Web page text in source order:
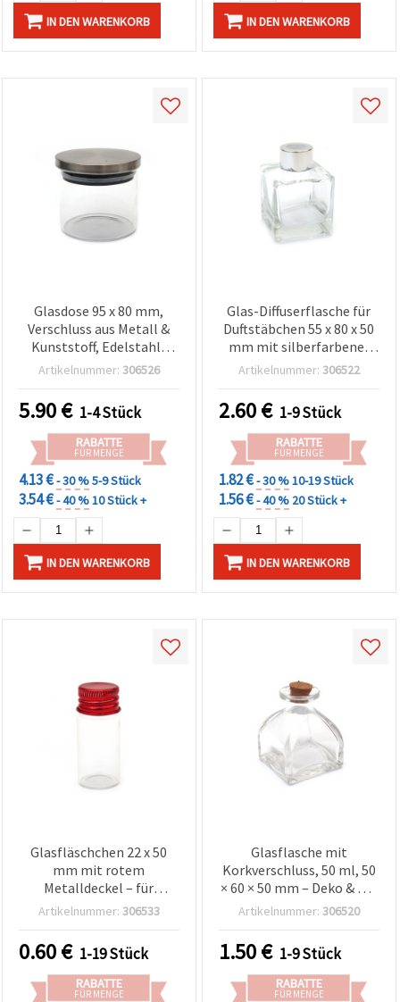
IN DEN WARENKORB IN DEN WARENKORB
Glasdose 95 x 80 mm,
Verschluss aus Metall &
Kunststoff, Edelstahl-
Optik, mit Dichtung
Artikelnummer: 306526
5.90€ 1-4 Stück
RABATTE
FÜR MENGE
4.13 €- 30 %5-9 Stück
3.54 €- 40 %10 Stück +
IN DEN WARENKORB
Glas-Diffuserflasche für
Duftstäbchen 55 x 80 x 50
mm mit silberfarbener
Kunststoffkappe
Artikelnummer: 306522
2.60€ 1-9 Stück
RABATTE
FÜR MENGE
1.82 €- 30 %10-19 Stück
1.56 €- 40 % 20 Stück +
IN DEN WARENKORB
Glasfläschchen 22 x 50
mm mit rotem
Metalldeckel – für
Basteln & DIY
Artikelnummer: 306533
0.60€ 1-19 Stück
RABATTE
FÜR MENGE
Glasflasche mit
Korkverschluss, 50 ml, 50
× 60 × 50 mm – Deko & DIY
Bastelbedarf
Artikelnummer: 306520
1.50€ 1-9 Stück
RABATTE
FÜR MENGE